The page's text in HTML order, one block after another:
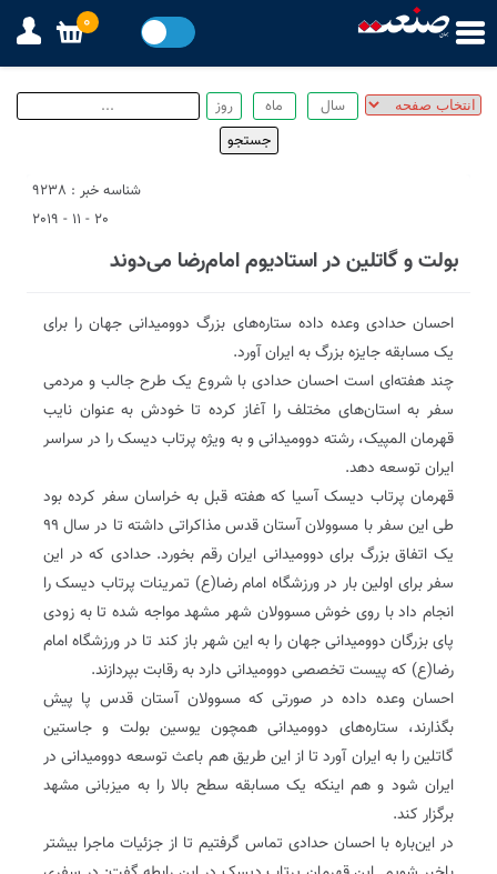
شناسه خبر : 9238
20 - 11 - 2019
بولت و گاتلین در استادیوم امام‌رضا می‌دوند
احسان حدادی وعده داده ستاره‌های بزرگ دوومیدانی جهان را برای
یک مسابقه جایزه بزرگ به ایران آورد.
چند هفته‌ای است احسان حدادی با شروع یک طرح جالب و مردمی
سفر به استان‌های مختلف را آغاز کرده تا خودش به عنوان نایب
قهرمان المپیک، رشته دوومیدانی و به ویژه پرتاب دیسک را در سراسر
ایران توسعه دهد.
قهرمان پرتاب دیسک آسیا که هفته قبل به خراسان سفر کرده بود
طی این سفر با مسوولان آستان قدس مذاکراتی داشته تا در سال ۹۹
یک اتفاق بزرگ برای دوومیدانی ایران رقم بخورد. حدادی که در این
سفر برای اولین بار در ورزشگاه امام رضا(ع) تمرینات پرتاب دیسک را
انجام داد با روی خوش مسوولان شهر مشهد مواجه شده تا به زودی
پای بزرگان دوومیدانی جهان را به این شهر باز کند تا در ورزشگاه امام
رضا(ع) که پیست تخصصی دوومیدانی دارد به رقابت بپردازند.
احسان وعده داده در صورتی که مسوولان آستان قدس پا پیش
بگذارند، ستاره‌های دوومیدانی همچون یوسین بولت و جاستین
گاتلین را به ایران آورد تا از این طریق هم باعث توسعه دوومیدانی در
ایران شود و هم اینکه یک مسابقه سطح بالا را به میزبانی مشهد
برگزار کند.
در این‌باره با احسان حدادی تماس گرفتیم تا از جزئیات ماجرا بیشتر
0